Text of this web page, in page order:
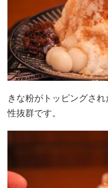
きな粉がトッピングさ
性抜群です。